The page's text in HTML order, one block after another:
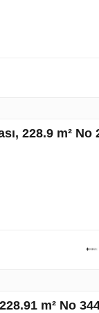
228.9 m² No
m² No